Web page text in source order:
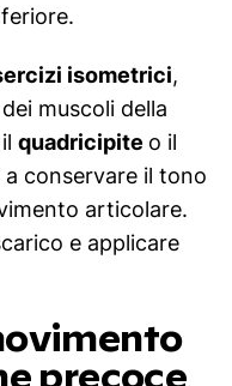
isometrici,
muscoli della
quadricipite o il
a conservare il tono
articolare.
e applicare
precoce